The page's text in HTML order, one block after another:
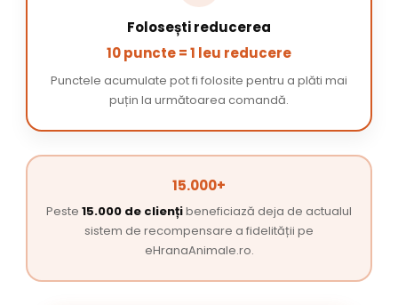
Folosești reducerea
10 puncte = 1 leu reducere
Punctele acumulate pot fi folosite pentru a plăti mai
puțin la următoarea comandă.
15.000+
Peste 15.000 de cliențibeneficiază deja de actualul
sistem de recompensare a fidelității pe
eHranaAnimale.ro.